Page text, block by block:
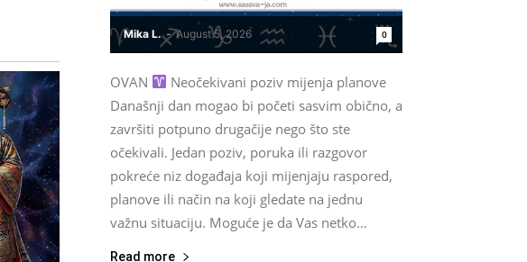
Mika L. - August 5, 2026 0
OVAN
Neočekivani poziv mijenja planove
Današnji dan mogao bi početi sasvim obično, a
završiti potpuno drugačije nego što ste
očekivali. Jedan poziv, poruka ili razgovor
pokreće niz događaja koji mijenjaju raspored,
planove ili način na koji gledate na jednu
važnu situaciju. Moguće je da Vas netko...
Read more